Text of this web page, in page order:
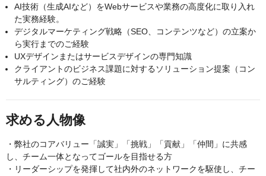
AI技術（生成AIなど）をWebサービスや業務の高度化に取り入れ
た実務経験。
デジタルマーケティング戦略（SEO、コンテンツなど）の立案か
ら実行までのご経験
UXデザインまたはサービスデザインの専門知識
クライアントのビジネス課題に対するソリューション提案（コン
サルティング）のご経験
求める人物像
・弊社のコアバリュー「誠実」「挑戦」「貢献」「仲間」に共感
し、チーム一体となってゴールを目指せる方
・リーダーシップを発揮して社内外のネットワークを駆使し、チー